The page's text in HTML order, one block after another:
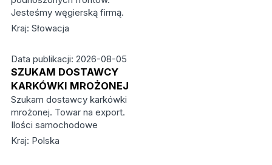
Jesteśmy węgierską firmą.
Kraj: Słowacja
Data publikacji: 2026-08-05
SZUKAM DOSTAWCY
KARKÓWKI MROŻONEJ
Szukam dostawcy karkówki
mrożonej. Towar na export.
Ilości samochodowe
Kraj: Polska